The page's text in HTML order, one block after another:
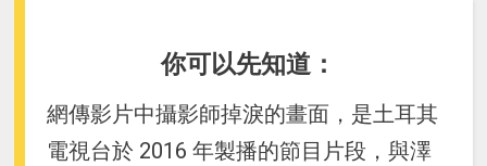
你可以先知道：
網傳影片中攝影師掉淚的畫面，是土耳其
電視台於 2016 年製播的節目片段，與澤